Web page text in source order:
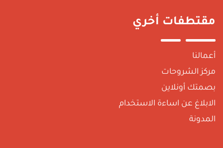
أخري
الشروحات
أونلاين
عن اساءة الاستخدام